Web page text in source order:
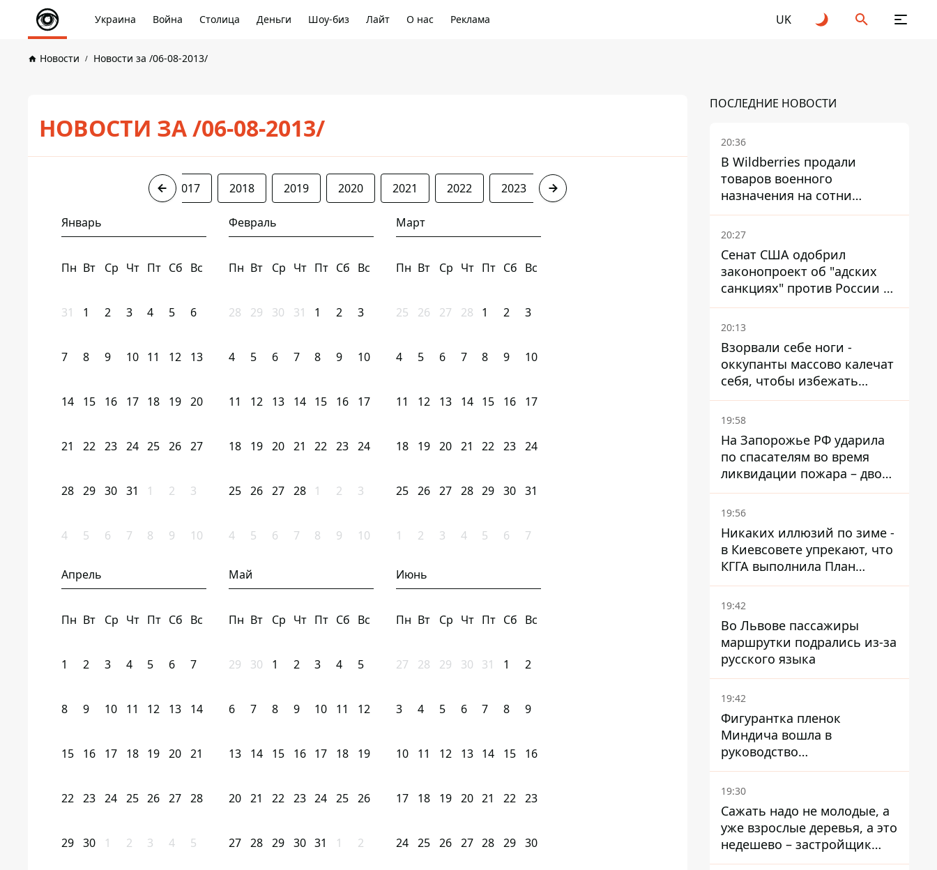
Украина Война Столица Деньги Шоу-биз Лайт О нас Реклама UK
Новости Новости за /06-08-2013/
НОВОСТИ ЗА /06-08-2013/
2017 2018 2019 2020 2021 2022 2023 2024
Январь
Пн Вт Ср Чт Пт Сб Вс
31 1 2 3 4 5 6
7 8 9 10 11 12 13
14 15 16 17 18 19 20
21 22 23 24 25 26 27
28 29 30 31 1 2 3
4 5 6 7 8 9 10
Февраль
Пн Вт Ср Чт Пт Сб Вс
28 29 30 31 1 2 3
4 5 6 7 8 9 10
11 12 13 14 15 16 17
18 19 20 21 22 23 24
25 26 27 28 1 2 3
4 5 6 7 8 9 10
Март
Пн Вт Ср Чт Пт Сб Вс
25 26 27 28 1 2 3
4 5 6 7 8 9 10
11 12 13 14 15 16 17
18 19 20 21 22 23 24
25 26 27 28 29 30 31
1 2 3 4 5 6 7
Апрель
Пн Вт Ср Чт Пт Сб Вс
1 2 3 4 5 6 7
8 9 10 11 12 13 14
15 16 17 18 19 20 21
22 23 24 25 26 27 28
29 30 1 2 3 4 5
Май
Пн Вт Ср Чт Пт Сб Вс
29 30 1 2 3 4 5
6 7 8 9 10 11 12
13 14 15 16 17 18 19
20 21 22 23 24 25 26
27 28 29 30 31 1 2
Июнь
Пн Вт Ср Чт Пт Сб Вс
27 28 29 30 31 1 2
3 4 5 6 7 8 9
10 11 12 13 14 15 16
17 18 19 20 21 22 23
24 25 26 27 28 29 30
ПОСЛЕДНИЕ НОВОСТИ
20:36
В Wildberries продали
товаров военного
назначения на сотни
миллионов, но удары ВСУ
изменили ситуацию
20:27
Сенат США одобрил
законопроект об "адских
санкциях" против России и
Ирана
20:13
Взорвали себе ноги -
оккупанты массово калечат
себя, чтобы избежать
штурмов - ГУР
19:58
На Запорожье РФ ударила
по спасателям во время
ликвидации пожара – двое
раненых
19:56
Никаких иллюзий по зиме -
в Киевсовете упрекают, что
КГГА выполнила План
устойчивости на 20%
19:42
Во Львове пассажиры
маршрутки подрались из-за
русского языка
19:42
Фигурантка пленок
Миндича вошла в
руководство
стратегического
госпредприятия - работала
заместителем Галущенко
19:30
Сажать надо не молодые, а
уже взрослые деревья, а это
недешево – застройщик
Никонов